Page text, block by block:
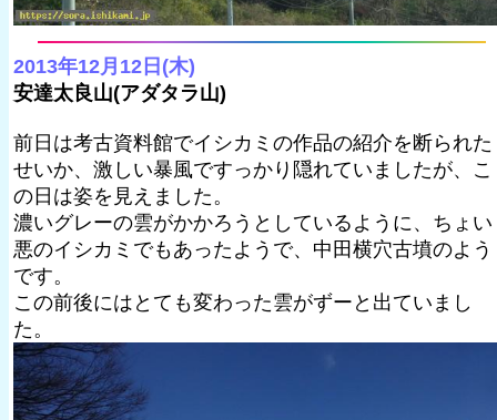
2013年12月12日(木)
安達太良山(アダタラ山)
前日は考古資料館でイシカミの作品の紹介を断られた
せいか、激しい暴風ですっかり隠れていましたが、こ
の日は姿を見えました。
濃いグレーの雲がかかろうとしているように、ちょい
悪のイシカミでもあったようで、中田横穴古墳のよう
です。
この前後にはとても変わった雲がずーと出ていまし
た。